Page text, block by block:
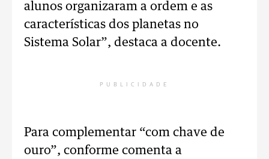
alunos organizaram a ordem e as
características dos planetas no
Sistema Solar”, destaca a docente.
PUBLICIDADE
Para complementar “com chave de
ouro”, conforme comenta a